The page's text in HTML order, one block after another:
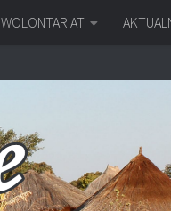
WOLONTARIAT